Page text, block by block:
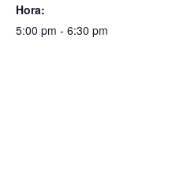
Hora:
5:00 pm - 6:30 pm